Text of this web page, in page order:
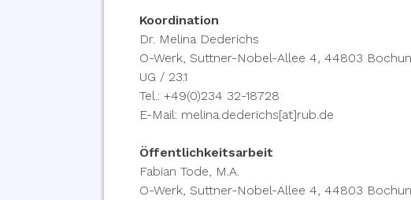
Koordination
Dr. Melina Dederichs
O-Werk, Suttner-Nobel-Allee 4, 44803
UG / 23.1
Tel.: +49(0)234 32-18728
E-Mail: melina.dederichs[at]rub.de
Öffentlichkeitsarbeit
Fabian Tode, M.A.
O-Werk, Suttner-Nobel-Allee 4, 44803